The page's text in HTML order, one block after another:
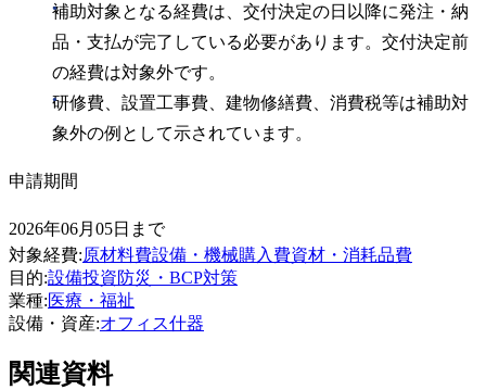
補助対象となる経費は、交付決定の日以降に発注・納
品・支払が完了している必要があります。交付決定前
の経費は対象外です。
研修費、設置工事費、建物修繕費、消費税等は補助対
象外の例として示されています。
申請期間
2026年06月05日まで
対象経費:原材料費設備・機械購入費資材・消耗品費
目的:設備投資防災・BCP対策
業種:医療・福祉
設備・資産:オフィス什器
関連資料